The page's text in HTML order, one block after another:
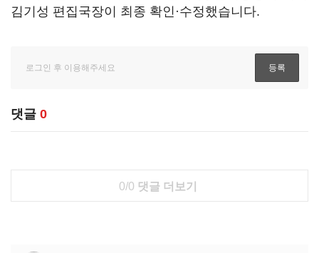
김기성 편집국장이 최종 확인·수정했습니다.
댓글 0
0/0 댓글 더보기